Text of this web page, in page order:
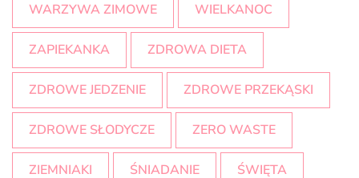
WARZYWA ZIMOWE WIELKANOC
ZAPIEKANKA ZDROWA DIETA
ZDROWE JEDZENIE ZDROWE PRZEKĄSKI
ZDROWE SŁODYCZE ZERO WASTE
ZIEMNIAKI ŚNIADANIE ŚWIĘTA